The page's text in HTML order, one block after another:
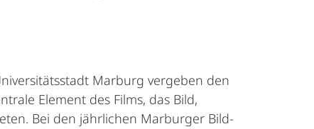
Marburg vergeben den
Element des Films, das Bild,
Bei den jährlichen Marburger Bild-